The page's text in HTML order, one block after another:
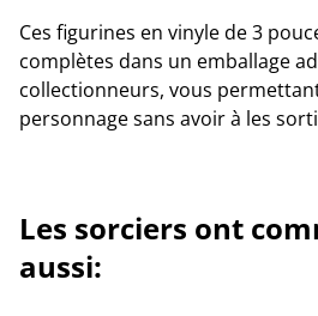
Ces figurines en vinyle de 3
complètes dans un emballage
collectionneurs, vous
personnage sans avoir à les
Les sorciers ont
aussi: